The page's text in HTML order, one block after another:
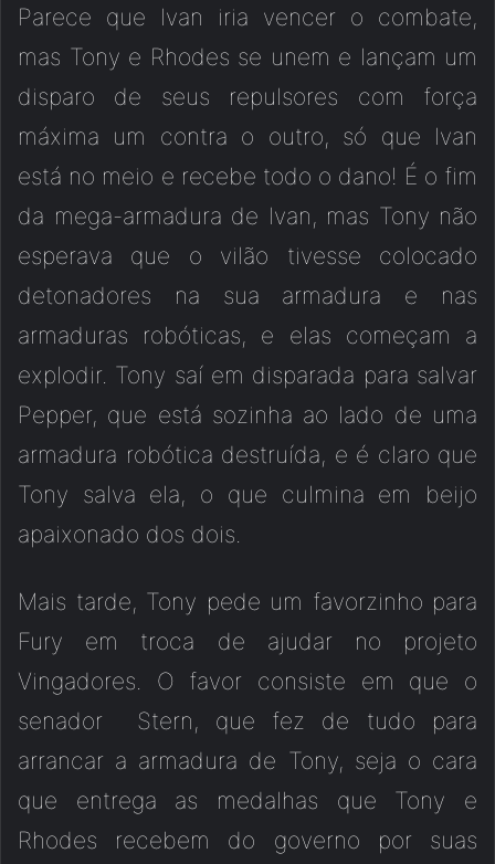
Parece que Ivan iria vencer o combate,
mas Tony e Rhodes se unem e lançam um
disparo de seus repulsores com força
máxima um contra o outro, só que Ivan
está no meio e recebe todo o dano! É o fim
da mega-armadura de Ivan, mas Tony não
esperava que o vilão tivesse colocado
detonadores na sua armadura e nas
armaduras robóticas, e elas começam a
explodir. Tony saí em disparada para salvar
Pepper, que está sozinha ao lado de uma
armadura robótica destruída, e é claro que
Tony salva ela, o que culmina em beijo
apaixonado dos dois.
Mais tarde, Tony pede um favorzinho para
Fury em troca de ajudar no projeto
Vingadores. O favor consiste em que o
senador Stern, que fez de tudo para
arrancar a armadura de Tony, seja o cara
que entrega as medalhas que Tony e
Rhodes recebem do governo por suas